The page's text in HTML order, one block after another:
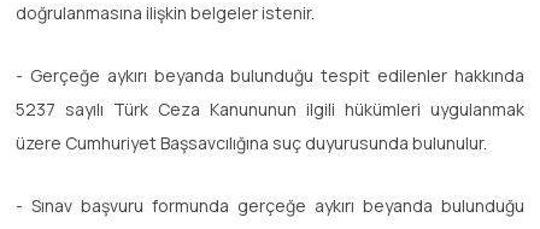
doğrulanmasına ilişkin belgeler istenir.
- Gerçeğe aykırı beyanda bulunduğu tespit edilenler hakkında
5237 sayılı Türk Ceza Kanununun ilgili hükümleri uygulanmak
üzere Cumhuriyet Başsavcılığına suç duyurusunda bulunulur.
- Sınav başvuru formunda gerçeğe aykırı beyanda bulunduğu